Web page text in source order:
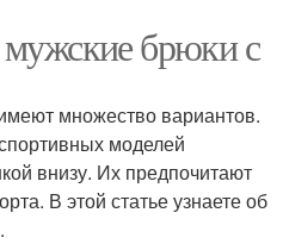
брюки с
множество вариантов.
моделей
внизу. Их предпочитают
В этой статье узнаете об